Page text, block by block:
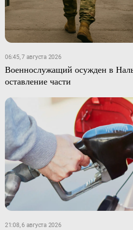
06:45, 7 августа 2026
Военнослужащий осужден в
оставление части
21:08, 6 августа 2026